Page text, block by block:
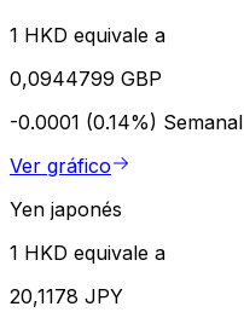
1 HKD equivale a
0,0944799 GBP
-0.0001 (0.14%) Semanal
Ver gráfico
Yen japonés
1 HKD equivale a
20,1178 JPY